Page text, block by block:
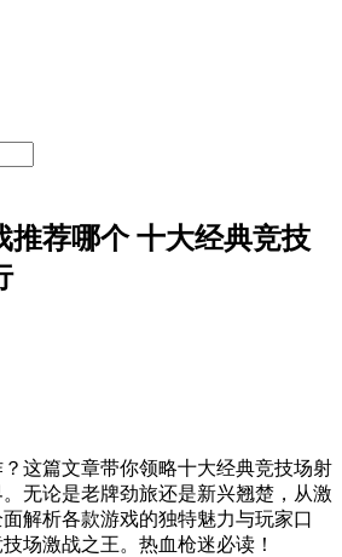
推荐哪个 十大经典竞技
这篇文章带你领略十大经典竞技场射
无论是老牌劲旅还是新兴翘楚，从激
解析各款游戏的独特魅力与玩家口
场激战之王。热血枪迷必读！